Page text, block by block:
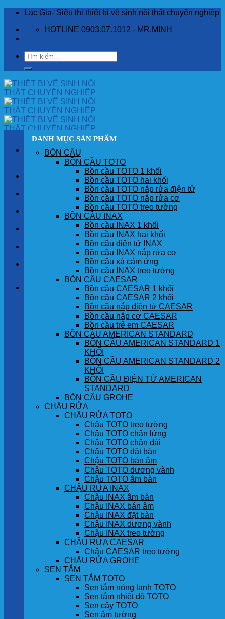
Skip
content
Lạc Gia- Siêu thị thiết bị vệ sinh nội thất chuyên nghiệp
HOTLINE 0903.07.1012 - MR.MINH
Tìm
kiếm:
SẢN PHẨM
GÓC KHÁCH HÀNG
Chưa có sản phẩm trong giỏ hàng.
DANH MỤC SẢN PHẨM
BỒN CẦU
BỒN CẦU TOTO
Bồn cầu TOTO 1 khối
Bồn cầu TOTO hai khối
Bồn cầu TOTO nắp rửa điện tử
Bồn cầu TOTO nắp rửa cơ
Bồn cầu TOTO treo tường
BỒN CẦU INAX
Bồn cầu INAX 1 khối
Bồn cầu INAX hai khối
Bồn cầu điện tử INAX
Bồn cầu INAX nắp rửa cơ
Bồn cầu xả cảm ứng
Bồn cầu INAX treo tường
BỒN CẦU CAESAR
Bồn cầu CAESAR 1 khối
Bồn cầu CAESAR 2 khối
Bồn cầu nắp điện tử CAESAR
Bồn cầu nắp cơ CAESAR
Bồn cầu trẻ em CAESAR
BỒN CẦU AMERICAN STANDARD
BỒN CẦU AMERICAN STANDARD 1
KHỐI
BỒN CẦU AMERICAN STANDARD 2
KHỐI
BỒN CẦU ĐIỆN TỬ AMERICAN
STANDARD
BỒN CẦU GROHE
CHẬU RỬA
CHẬU RỬA TOTO
Chậu TOTO treo tường
Chậu TOTO chân lửng
Chậu TOTO chân dài
Chậu TOTO đặt bàn
Chậu TOTO bán âm
Chậu TOTO dương vành
Chậu TOTO âm bàn
CHẬU RỬA INAX
Chậu INAX âm bàn
Chậu INAX bán âm
Chậu INAX đặt bàn
Chậu INAX dương vành
Chậu INAX treo tường
CHẬU RỬA CAESAR
Chậu CAESAR treo tường
CHẬU RỬA GROHE
SEN TẮM
SEN TẮM TOTO
Sen tắm nóng lạnh TOTO
Sen tắm nhiệt độ TOTO
Sen cây TOTO
Sen âm tường